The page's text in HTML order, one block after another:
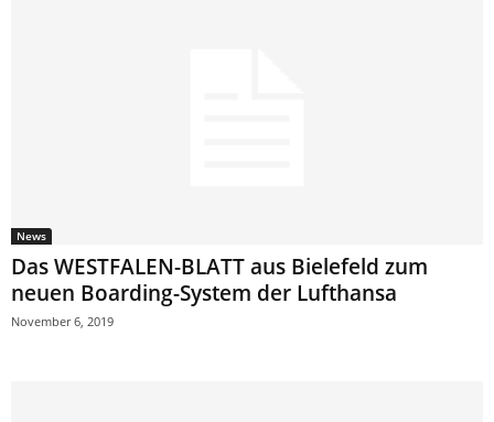
News
Das WESTFALEN-BLATT aus Bielefeld zum
neuen Boarding-System der Lufthansa
November 6, 2019